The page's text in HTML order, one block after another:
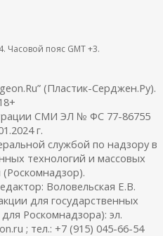
. Часовой пояс GMT +3.
(Пластик-Серджен.Ру).
СМИ ЭЛ № ФС 77-86755
г.
службой по надзору в
технологий и массовых
Воловельская Е.В.
для государственных
Роскомнадзора): эл.
; тел.: +7 (915) 045-66-54